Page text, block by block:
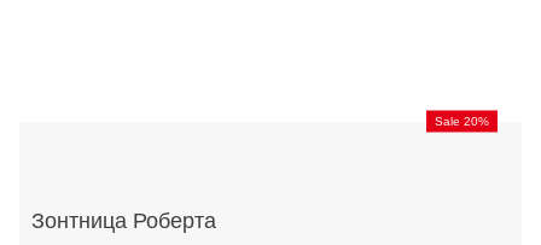
Sale 20%
Зонтница Роберта